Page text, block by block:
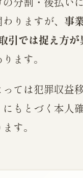
りますが、 事
引では捉え方が
ます。
ては犯罪収益
にもとづく本人
す。